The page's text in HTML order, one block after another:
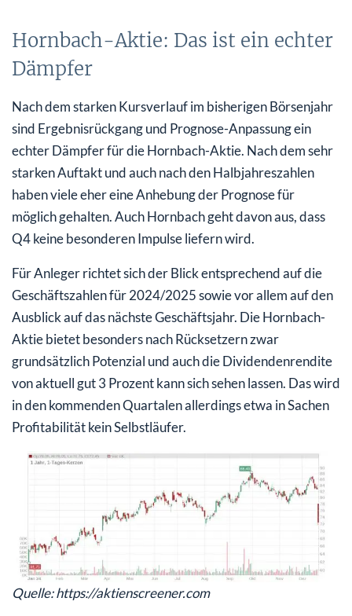
Hornbach-Aktie: Das ist ein echter
Dämpfer
Nach dem starken Kursverlauf im bisherigen Börsenjahr
sind Ergebnisrückgang und Prognose-Anpassung ein
echter Dämpfer für die Hornbach-Aktie. Nach dem sehr
starken Auftakt und auch nach den Halbjahreszahlen
haben viele eher eine Anhebung der Prognose für
möglich gehalten. Auch Hornbach geht davon aus, dass
Q4 keine besonderen Impulse liefern wird.
Für Anleger richtet sich der Blick entsprechend auf die
Geschäftszahlen für 2024/2025 sowie vor allem auf den
Ausblick auf das nächste Geschäftsjahr. Die Hornbach-
Aktie bietet besonders nach Rücksetzern zwar
grundsätzlich Potenzial und auch die Dividendenrendite
von aktuell gut 3 Prozent kann sich sehen lassen. Das wird
in den kommenden Quartalen allerdings etwa in Sachen
Profitabilität kein Selbstläufer.
Quelle: https://aktienscreener.com